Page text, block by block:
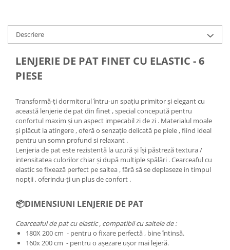
Descriere
LENJERIE DE PAT FINET CU ELASTIC - 6
PIESE
Transformă-ți dormitorul întru-un spațiu primitor și elegant cu
această lenjerie de pat din finet , special concepută pentru
confortul maxim și un aspect impecabil zi de zi . Materialul moale
și plăcut la atingere , oferă o senzație delicată pe piele , fiind ideal
pentru un somn profund si relaxant .
Lenjeria de pat este rezistentă la uzură și își păstreză textura /
intensitatea culorilor chiar și după multiple spălări . Cearceaful cu
elastic se fixează perfect pe saltea , fără să se deplaseze in timpul
nopții , oferindu-ți un plus de confort .
📦DIMENSIUNI LENJERIE DE PAT
Cearceaful de pat cu elastic , compatibil cu saltele de :
180X 200 cm - pentru o fixare perfectă , bine întinsă.
160x 200 cm - pentru o așezare ușor mai lejeră.